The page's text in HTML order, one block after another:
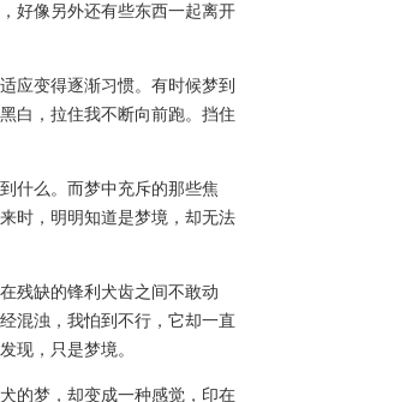
好像另外还有些东西一起离开
变得逐渐习惯。有时候梦到
白，拉住我不断向前跑。挡住
什么。而梦中充斥的那些焦
时，明明知道是梦境，却无法
残缺的锋利犬齿之间不敢动
混浊，我怕到不行，它却一直
现，只是梦境。
的梦，却变成一种感觉，印在